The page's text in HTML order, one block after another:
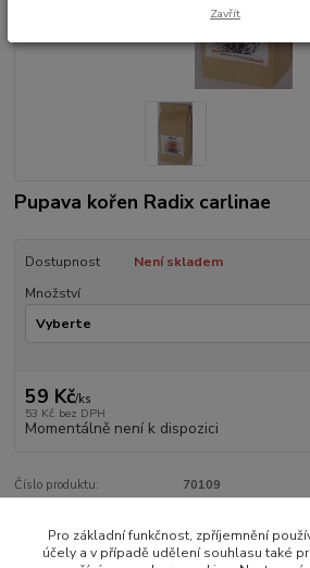
Pupava kořen Radix carlinae
Dostupnost
Není skladem
Množství
59 Kč/ks
53 Kč bez DPH
Momentálně není k dispozici
Číslo produktu: 70109
Zboží zařazeno v kategoriích
Zavřít
Pro základní funkčnost, zpříjemnění
účely a v případě udělení souhlasu také